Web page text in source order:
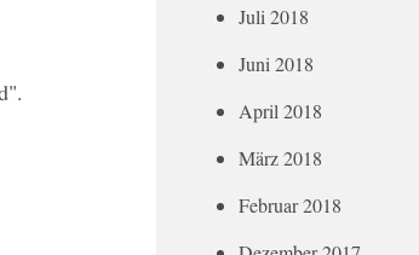
Juli 2018
Juni 2018
April 2018
März 2018
Februar 2018